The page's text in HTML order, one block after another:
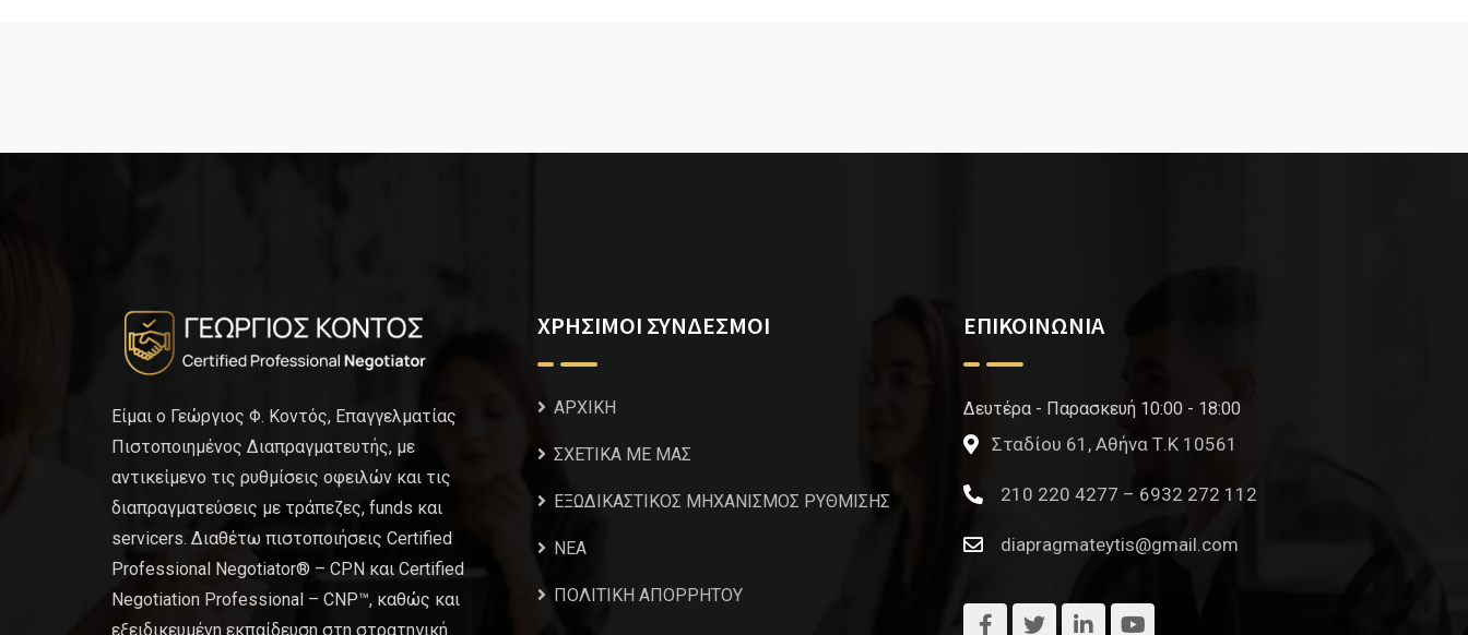
Είμαι ο Γεώργιος Φ. Κοντός, Επαγγελματίας
Πιστοποιημένος Διαπραγματευτής, με
αντικείμενο τις ρυθμίσεις οφειλών και τις
διαπραγματεύσεις με τράπεζες, funds και
servicers. Διαθέτω πιστοποιήσεις Certified
Professional Negotiator® – CPN και Certified
Negotiation Professional – CNP™, καθώς και
εξειδικευμένη εκπαίδευση στη στρατηγική
ΧΡΗΣΙΜΟΙ ΣΥΝΔΕΣΜΟΙ
ΑΡΧΙΚΗ
ΣΧΕΤΙΚΑ ΜΕ ΜΑΣ
ΕΞΩΔΙΚΑΣΤΙΚΟΣ ΜΗΧΑΝΙΣΜΟΣ ΡΥΘΜΙΣΗΣ
NEA
ΠΟΛΙΤΙΚΗ ΑΠΟΡΡΗΤΟΥ
ΕΠΙΚΟΙΝΩΝΙΑ
Δευτέρα - Παρασκευή 10:00 - 18:00
Σταδίου 61, Αθήνα Τ.Κ 10561
210 220 4277 – 6932 272 112
diapragmateytis@gmail.com